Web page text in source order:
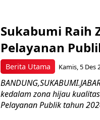
Berita Utama
Sukabumi Raih
Pelayanan
Kamis, 5 Des
kedalam zona hijau
Pelayanan Publik tahun